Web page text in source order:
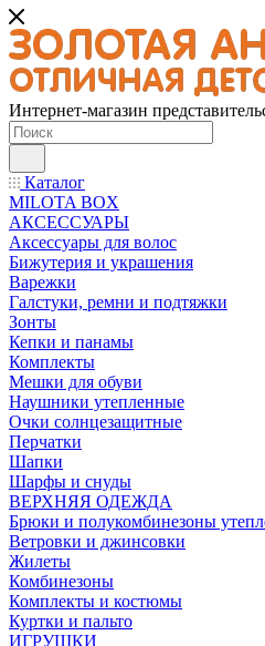
Интернет-магазин
Каталог
MILOTA BOX
АКСЕССУАРЫ
Аксессуары для волос
Бижутерия и украшения
Варежки
Галстуки, ремни и подтяжки
Зонты
Кепки и панамы
Комплекты
Мешки для обуви
Наушники утепленные
Очки солнцезащитные
Перчатки
Шапки
Шарфы и снуды
ВЕРХНЯЯ ОДЕЖДА
Брюки и полукомбинезоны
Ветровки и джинсовки
Жилеты
Комбинезоны
Комплекты и костюмы
Куртки и пальто
ИГРУШКИ